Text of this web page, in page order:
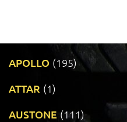
APOLLO (195)
ATTAR (1)
AUSTONE (111)